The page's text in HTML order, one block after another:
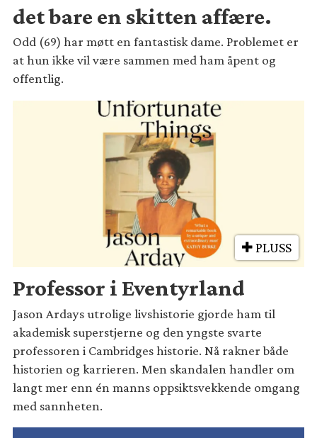
det bare en skitten affære.
Odd (69) har møtt en fantastisk dame. Problemet er
at hun ikke vil være sammen med ham åpent og
offentlig.
PLUSS
Professor i Eventyrland
Jason Ardays utrolige livshistorie gjorde ham til
akademisk superstjerne og den yngste svarte
professoren i Cambridges historie. Nå rakner både
historien og karrieren. Men skandalen handler om
langt mer enn én manns oppsiktsvekkende omgang
med sannheten.